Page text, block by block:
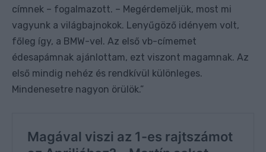
címnek – fogalmazott. – Megérdemeljük, most mi
vagyunk a világbajnokok. Lenyűgöző idényem volt,
főleg így, a BMW-vel. Az első vb-címemet
édesapámnak ajánlottam, ezt viszont magamnak. Az
első mindig nehéz és rendkívül különleges.
Mindenesetre nagyon örülök.”